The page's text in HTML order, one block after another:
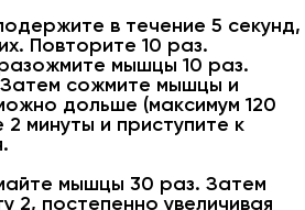
в течение 5 секунд,
Повторите 10 раз.
мышцы 10 раз.
сожмите мышцы и
дольше (максимум 120
минуты и приступите к
мышцы 30 раз. Затем
2, постепенно увеличивая